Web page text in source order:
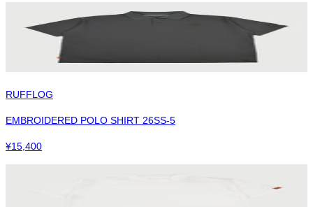
RUFFLOG
EMBROIDERED POLO SHIRT 26SS-5
¥15,400